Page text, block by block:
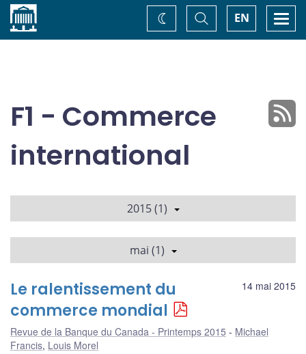
Accueil EN
Basculer
la
recherche
Changez
de
F1 - Commerce
international
2015 (1)
mai (1)
14 mai 2015
Le ralentissement du
commerce mondial
Revue de la Banque du Canada - Printemps 2015
Michael
Francis, Louis Morel